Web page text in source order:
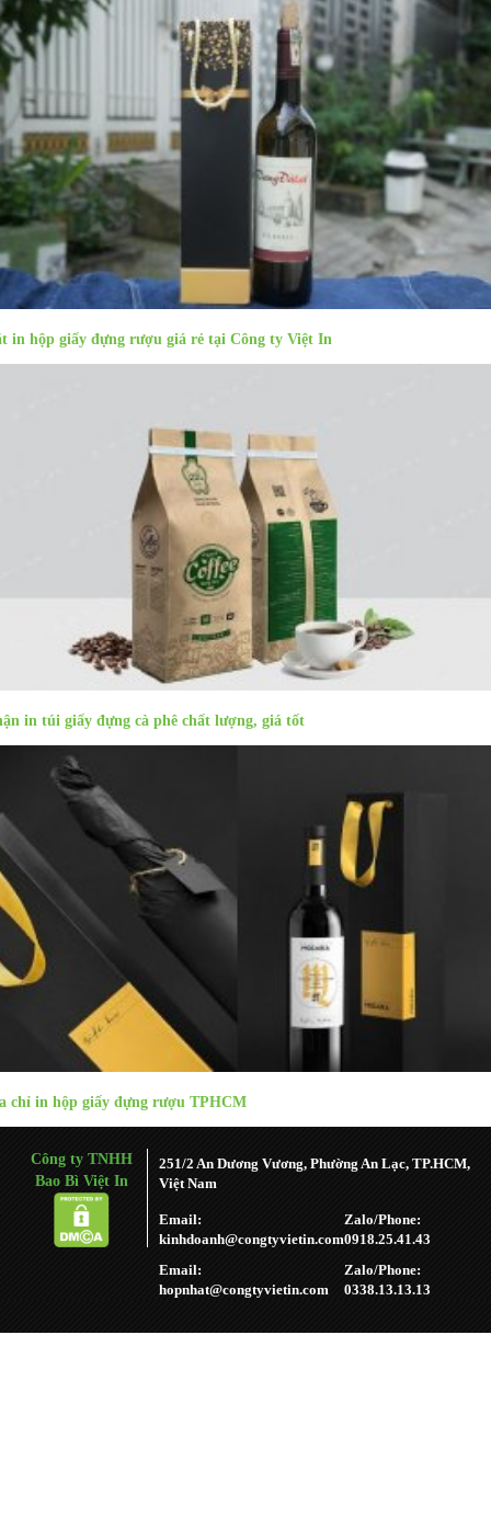
in hộp giấy đựng rượu giá rẻ tại Công ty Việt In
in túi giấy đựng cà phê chất lượng, giá tốt
chỉ in hộp giấy đựng rượu TPHCM
Công ty TNHH
Bao Bì Việt In
251/2 An Dương Vương, Phường An Lạc, TP.HCM,
Việt Nam
Email:
kinhdoanh@congtyvietin.com
Email:
hopnhat@congtyvietin.com
Zalo/Phone:
0918.25.41.43
Zalo/Phone:
0338.13.13.13